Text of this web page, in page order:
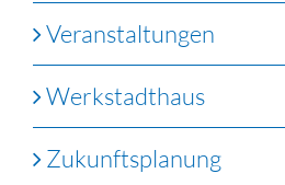
Veranstaltungen
Werkstadthaus
Zukunftsplanung